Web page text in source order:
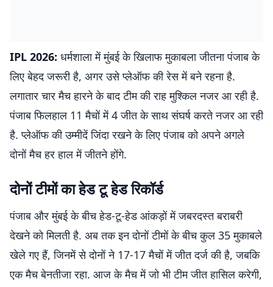
IPL 2026: धर्मशाला में मुंबई के खिलाफ मुकाबला जीतना पंजाब के
लिए बेहद जरूरी है, अगर उसे प्लेऑफ की रेस में बने रहना है.
लगातार चार मैच हारने के बाद टीम की राह मुश्किल नजर आ रही है.
पंजाब फिलहाल 11 मैचों में 4 जीत के साथ संघर्ष करते नजर आ रही
है. प्लेऑफ की उम्मीदें जिंदा रखने के लिए पंजाब को अपने अगले
दोनों मैच हर हाल में जीतने होंगे.
दोनों टीमों का हेड टू हेड रिकॉर्ड
पंजाब और मुंबई के बीच हेड-टू-हेड आंकड़ों में जबरदस्त बराबरी
देखने को मिलती है. अब तक इन दोनों टीमों के बीच कुल 35 मुकाबले
खेले गए हैं, जिनमें से दोनों ने 17-17 मैचों में जीत दर्ज की है, जबकि
एक मैच बेनतीजा रहा. आज के मैच में जो भी टीम जीत हासिल करेगी,